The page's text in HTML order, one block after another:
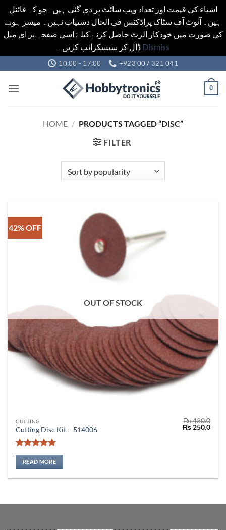
اشیاء کی قیمت اور تعداد ویب سائٹ پر دی گئی ہیں۔جو کہ فائنل
ہیں۔ آئوٹ آف سٹاک پراڈکٹس فی الحال دستیاب نہیں۔ میسر ہونے
کی صورت میں خودکار الرٹ حاصل کرنے کیلےَ اسی صفحہ پر ای میل
ڈال کر سبسکرائب کریں۔ Dismiss
to
content
10:00 - 17:00 +923 007 321 041
0
HOME / PRODUCTS TAGGED “DISC”
FILTER
42% OFF
OUT OF STOCK
CUTTING
Cutting Disc Kit – 514006
Rated5
out of 5
₨430.0
Original
₨250.0
READ MORE